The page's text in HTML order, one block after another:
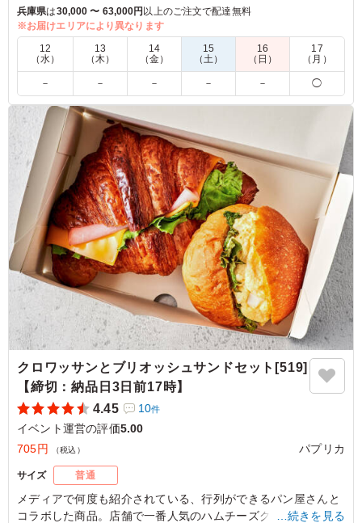
ら揚げやチキン野菜ロールなど、豊富なバラエティも魅力的。
さらに季節の煮物も味わい深く、ひとつひとつ丁寧に仕上げら
れた美味しさに舌鼓を打つこと間違いなし。
※国産特A米を使用しています。
株式会社AAB
炊き込みご飯は、濃い味ではなく、あっさり、ふっくらと
して大変おいしかったです。おかずの豚焼肉のたれがおい
しく、ごはんがすすみました、さらに唐揚げも入ってい
て、満足感がありました。副菜もバランスよく入ってい
て、満足感が高かったです。
ご利用シーン：イベント運営›イベントスタッフ
大阪府大阪市都島区東野田町2025/10/28
兵庫県は30,000 〜 63,000円 以上のご注文で配達無料
※お届けエリアにより異なります
12
（水）
13
（木）
14
（金）
15
（土）
16
（日）
17
（月）
－ － － － － ◯
クロワッサンとブリオッシュサンドセット[519]
【締切：納品日3日前17時】
4.45
10件
イベント運営の評価5.00
705円
（税込） パプリカ
サイズ 普通
メディアで何度も紹介されている、行列ができるパン屋さんと
コラボした商品。店舗で一番人気のハムチーズクロワッサンサ
…続きを見る